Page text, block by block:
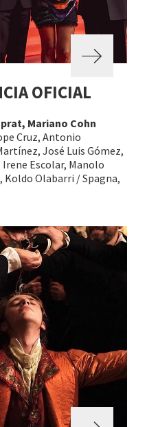
OFICIAL
Mariano Cohn
Cruz, Antonio
José Luis Gómez,
Escolar, Manolo
Koldo Olabarri / Spagna,